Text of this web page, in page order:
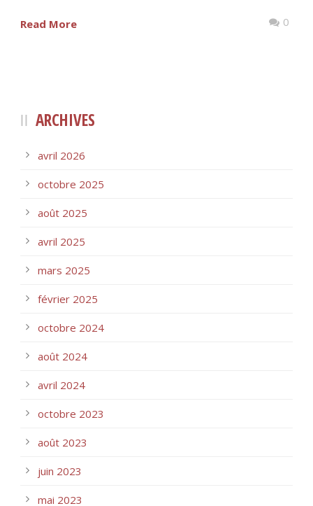
Read More 0
ARCHIVES
avril 2026
octobre 2025
août 2025
avril 2025
mars 2025
février 2025
octobre 2024
août 2024
avril 2024
octobre 2023
août 2023
juin 2023
mai 2023